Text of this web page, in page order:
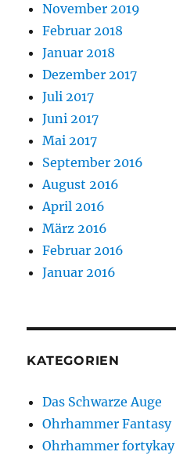
November 2019
Februar 2018
Januar 2018
Dezember 2017
Juli 2017
Juni 2017
Mai 2017
September 2016
August 2016
April 2016
März 2016
Februar 2016
Januar 2016
KATEGORIEN
Das Schwarze Auge
Ohrhammer Fantasy
Ohrhammer fortykay